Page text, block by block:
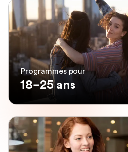
Programmes pour
18–25 ans